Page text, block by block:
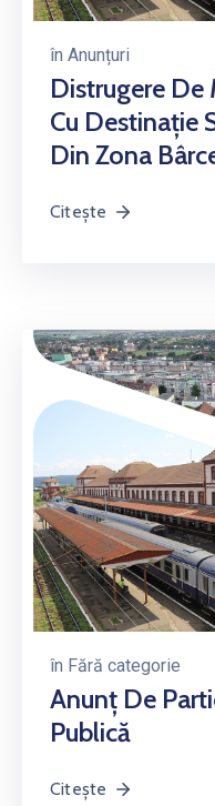
în Anunțuri
Distrugere
Cu Destinație
Din Zona
Citește
în Fără categorie
Anunţ De
Publică
Citește